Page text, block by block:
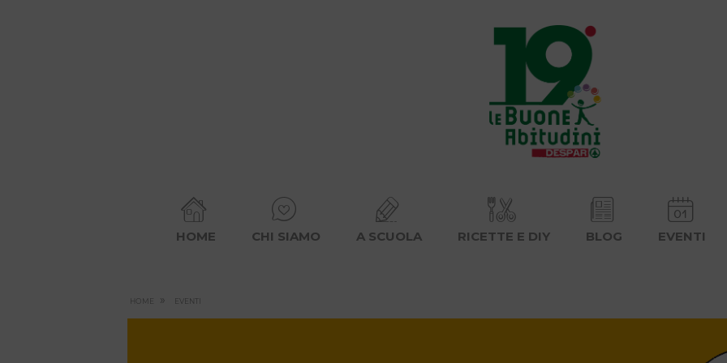
HOME CHI SIAMO A SCUOLA RICETTE E DIY BLOG EVENTI
HOME » EVENTI